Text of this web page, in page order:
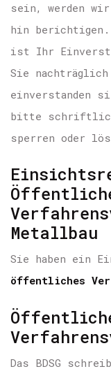
sein, werden
hin berichtigen.
ist Ihr
Sie
einverstanden
bitte
sperren oder
Metallbau
Sie haben ein
öffentliches
Das BDSG